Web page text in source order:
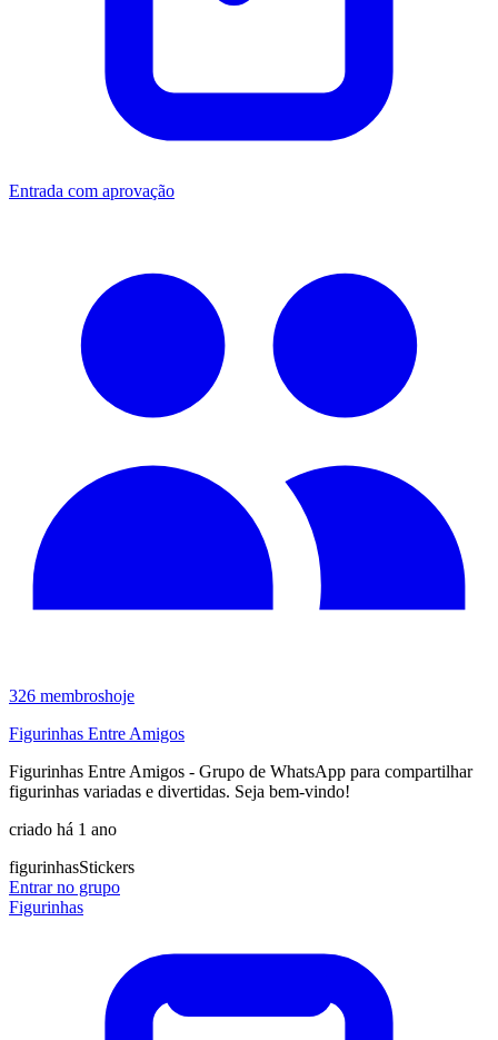
Entrada com aprovação
326 membroshoje
Figurinhas Entre Amigos
Figurinhas Entre Amigos - Grupo de WhatsApp para compartilhar
figurinhas variadas e divertidas. Seja bem-vindo!
criado há 1 ano
figurinhasStickers
Entrar no grupo
Figurinhas